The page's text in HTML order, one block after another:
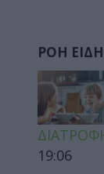
ΡΟΗ
19:06